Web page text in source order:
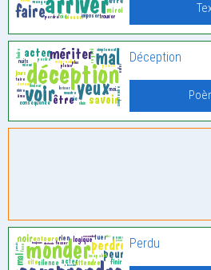
Déception
Perdu